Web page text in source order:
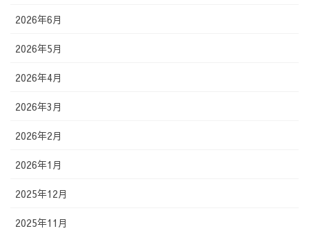
2026年6月
2026年5月
2026年4月
2026年3月
2026年2月
2026年1月
2025年12月
2025年11月